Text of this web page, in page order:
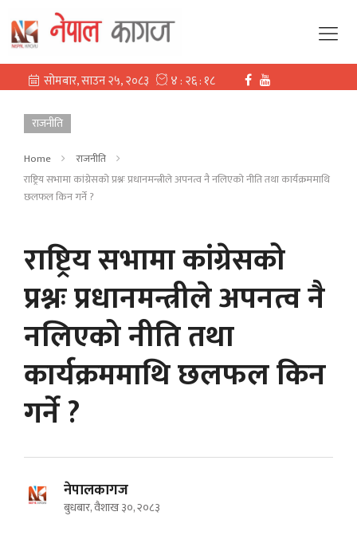
राजनीति
Home
राजनीति
राष्ट्रिय सभामा कांग्रेसको प्रश्नः प्रधानमन्त्रीले अपनत्व नै नलिएको नीति तथा कार्यक्रममाथि
छलफल किन गर्ने ?
राष्ट्रिय सभामा कांग्रेसको
प्रश्नः प्रधानमन्त्रीले अपनत्व नै
नलिएको नीति तथा
कार्यक्रममाथि छलफल किन
गर्ने ?
नेपालकागज
बुधबार, वैशाख ३०, २०८३